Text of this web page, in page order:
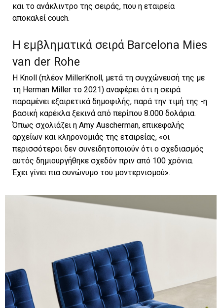
και το ανάκλιντρο της σειράς, που η εταιρεία
αποκαλεί couch.
Η εμβληματικά σειρά Barcelona Mies
van der Rohe
Η Knoll (πλέον MillerKnoll, μετά τη συγχώνευσή της με
τη Herman Miller το 2021) αναφέρει ότι η σειρά
παραμένει εξαιρετικά δημοφιλής, παρά την τιμή της -η
βασική καρέκλα ξεκινά από περίπου 8.000 δολάρια.
Όπως σχολιάζει η Amy Auscherman, επικεφαλής
αρχείων και κληρονομιάς της εταιρείας, «οι
περισσότεροι δεν συνειδητοποιούν ότι ο σχεδιασμός
αυτός δημιουργήθηκε σχεδόν πριν από 100 χρόνια.
Έχει γίνει πια συνώνυμο του μοντερνισμού».